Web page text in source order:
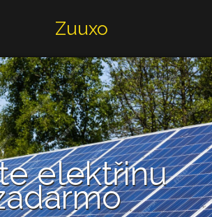
Zuuxo
elektřinu